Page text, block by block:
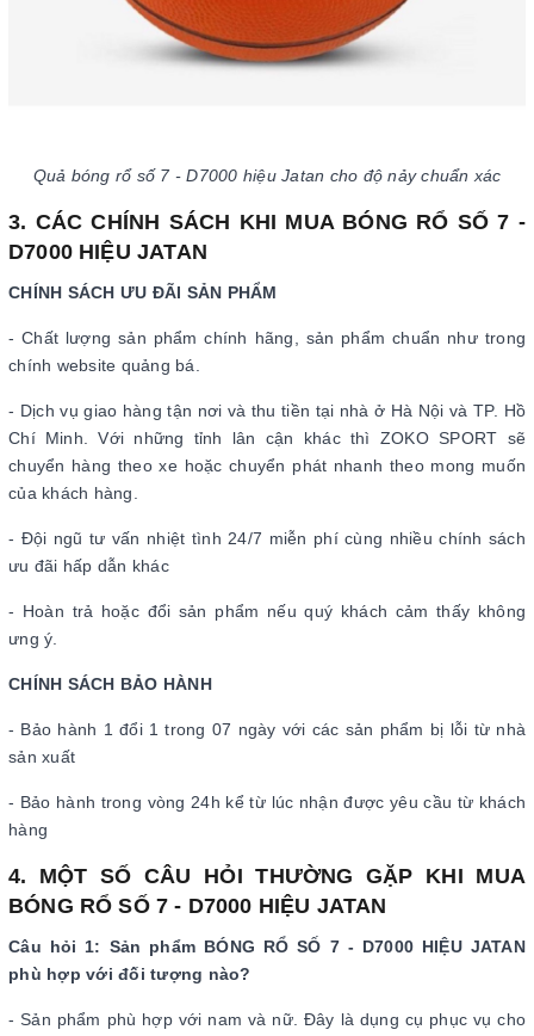
Quả bóng rổ số 7 - D7000 hiệu Jatan cho độ nảy chuẩn xác
3. CÁC CHÍNH SÁCH KHI MUA BÓNG RỔ SỐ 7 -
D7000 HIỆU JATAN
CHÍNH SÁCH ƯU ĐÃI SẢN PHẨM
- Chất lượng sản phẩm chính hãng, sản phẩm chuẩn như trong
chính website quảng bá.
- Dịch vụ giao hàng tận nơi và thu tiền tại nhà ở Hà Nội và TP. Hồ
Chí Minh. Với những tỉnh lân cận khác thì ZOKO SPORT sẽ
chuyển hàng theo xe hoặc chuyển phát nhanh theo mong muốn
của khách hàng.
- Đội ngũ tư vấn nhiệt tình 24/7 miễn phí cùng nhiều chính sách
ưu đãi hấp dẫn khác
- Hoàn trả hoặc đổi sản phẩm nếu quý khách cảm thấy không
ưng ý.
CHÍNH SÁCH BẢO HÀNH
- Bảo hành 1 đổi 1 trong 07 ngày với các sản phẩm bị lỗi từ nhà
sản xuất
- Bảo hành trong vòng 24h kể từ lúc nhận được yêu cầu từ khách
hàng
4. MỘT SỐ CÂU HỎI THƯỜNG GẶP KHI MUA
BÓNG RỔ SỐ 7 - D7000 HIỆU JATAN
Câu hỏi 1: Sản phẩm BÓNG RỔ SỐ 7 - D7000 HIỆU JATAN
phù hợp với đối tượng nào?
- Sản phẩm phù hợp với nam và nữ. Đây là dụng cụ phục vụ cho